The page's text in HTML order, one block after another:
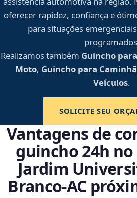
oferecer rapidez, confiança e
para situações
Realizamos também Guincho
Moto, Guincho para
Veículos.
SOLICITE SEU
Vantagens de
guincho 24h
Jardim
Branco‑AC